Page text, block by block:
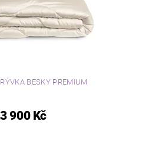
BESKY PREMIUM
900 Kč